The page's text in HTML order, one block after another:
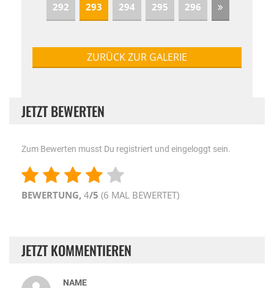
292 293 294 295 296
ZURÜCK ZUR GALERIE
JETZT BEWERTEN
Zum Bewerten musst Du registriert und eingeloggt sein.
BEWERTUNG, 4/5 (6 MAL BEWERTET)
JETZT KOMMENTIEREN
NAME